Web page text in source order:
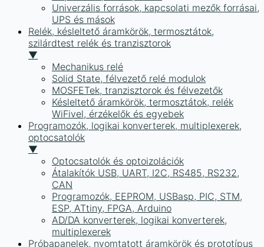
Univerzális források, kapcsolati mezők forrásai,
UPS és mások
Relék, késleltető áramkörök, termosztátok,
szilárdtest relék és tranzisztorok
▼
Mechanikus relé
Solid State, félvezető relé modulok
MOSFETek, tranzisztorok és félvezetők
Késleltető áramkörök, termosztátok, relék
WiFivel, érzékelők és egyebek
Programozók, logikai konverterek, multiplexerek,
optocsatolók
▼
Optocsatolók és optoizolációk
Átalakítók USB, UART, I2C, RS485, RS232,
CAN
Programozók, EEPROM, USBasp, PIC, STM,
ESP, ATtiny, FPGA, Arduino
AD/DA konverterek, logikai konverterek,
multiplexerek
Próbapanelek, nyomtatott áramkörök és prototípus